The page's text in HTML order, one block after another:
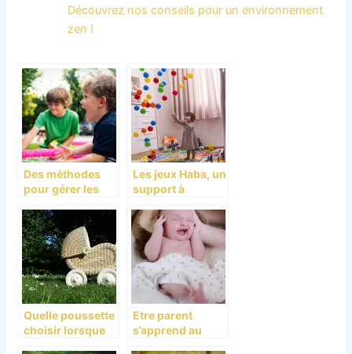
Découvrez nos conseils pour un environnement
zen !
Des méthodes
pour gérer les
chez l’enfant!
Les jeux Haba, un
support à
t et au
développement
de vos enfants
Quelle poussette
choisir lorsque
Etre parent
s’apprend au